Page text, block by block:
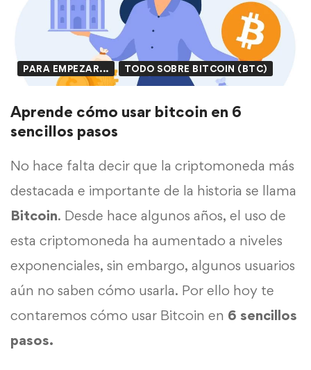
PARA EMPEZAR... TODO SOBRE BITCOIN (BTC)
Aprende cómo usar bitcoin en 6
sencillos pasos
No hace falta decir que la criptomoneda más
destacada e importante de la historia se llama
Bitcoin. Desde hace algunos años, el uso de
esta criptomoneda ha aumentado a niveles
exponenciales, sin embargo, algunos usuarios
aún no saben cómo usarla. Por ello hoy te
contaremos cómo usar Bitcoin en 6 sencillos
pasos.